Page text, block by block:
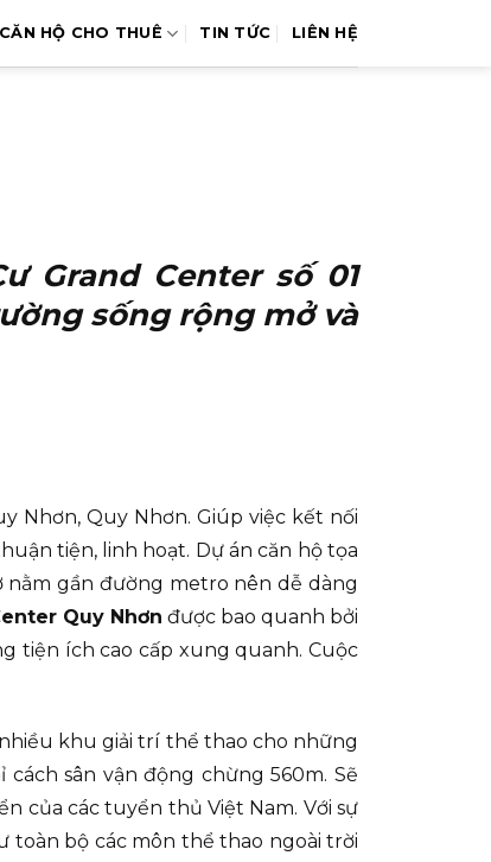
CĂN HỘ CHO THUÊ TIN TỨC LIÊN HỆ
Grand Center số 01
sống rộng mở và
Nhơn, Quy Nhơn. Giúp việc kết nối
tiện, linh hoạt. Dự án căn hộ tọa
gần đường metro nên dễ dàng
Quy Nhơn được bao quanh bởi
tiện ích cao cấp xung quanh. Cuộc
khu giải trí thể thao cho những
sân vận động chừng 560m. Sẽ
của các tuyển thủ Việt Nam. Với sự
toàn bộ các môn thể thao ngoài trời